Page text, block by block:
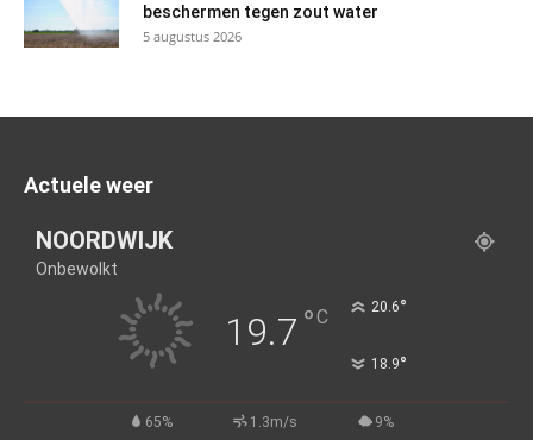
beschermen tegen zout water
5 augustus 2026
Actuele weer
NOORDWIJK
Onbewolkt
19.7 °C 20.6°
18.9°
65% 1.3m/s 9%